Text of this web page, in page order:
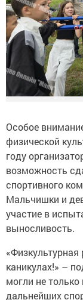
Особое
физической
году
возможность
спортивного
Мальчишки и
участие в
выносливость.
каникулах!» –
могли не
дальнейших